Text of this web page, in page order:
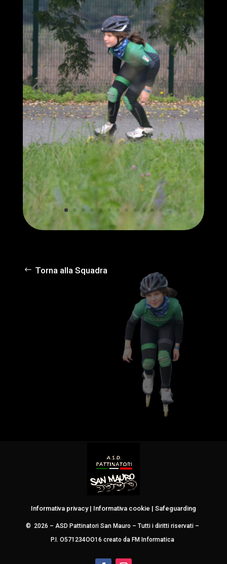
Torna alla Squadra
Informativa privacy | Informativa cookie | Safeguarding
© 2026 – ASD Pattinatori San Mauro – Tutti i diritti riservati –
P.I. O571234OO16creato da FM Informatica